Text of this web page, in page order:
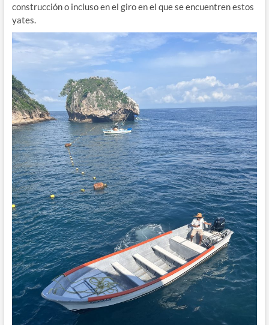
construcción o incluso en el giro en el que se encuentren estos
yates.